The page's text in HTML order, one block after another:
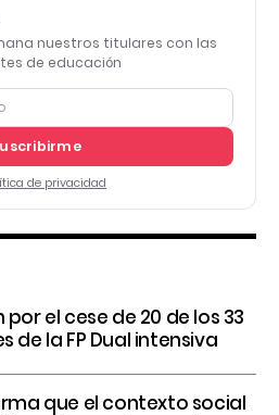
nuestros titulares con las
de educación
de privacidad
el cese de 20 de los 33
de la FP Dual intensiva
que el contexto social